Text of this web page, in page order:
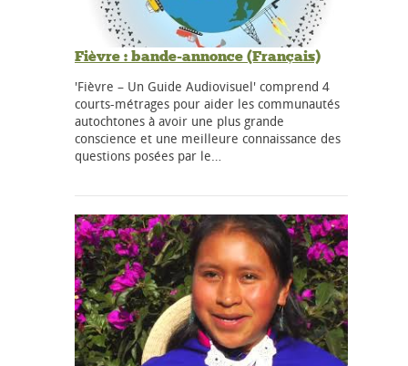
Fièvre : bande-annonce (Français)
'Fièvre – Un Guide Audiovisuel' comprend 4
courts-métrages pour aider les communautés
autochtones à avoir une plus grande
conscience et une meilleure connaissance des
questions posées par le…